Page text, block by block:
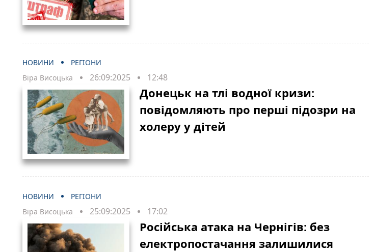
НОВИНИ
РЕГІОНИ
Віра Висоцька
26:09:2025 12:48
Донецьк на тлі водної кризи:
повідомляють про перші підозри на
холеру у дітей
НОВИНИ
РЕГІОНИ
Віра Висоцька
25:09:2025 17:02
Російська атака на Чернігів: без
електропостачання залишилися